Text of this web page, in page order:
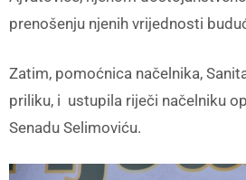
prenošenju njenih vrijednosti
Zatim, pomoćnica načelnika,
priliku, i ustupila riječi načelniku
Senadu Selimoviću.